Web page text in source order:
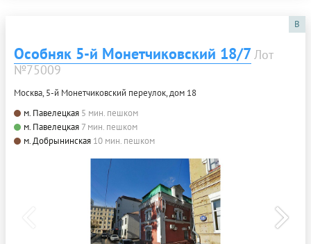
B
Особняк 5-й Монетчиковский 18/7Лот
№75009
Москва, 5-й Монетчиковский переулок, дом 18
м. Павелецкая 5 мин. пешком
м. Павелецкая 7 мин. пешком
м. Добрынинская 10 мин. пешком